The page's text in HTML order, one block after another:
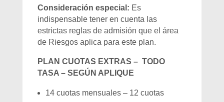
Consideración especial: Es
indispensable tener en cuenta las
estrictas reglas de admisión que el área
de Riesgos aplica para este plan.
PLAN CUOTAS EXTRAS – TODO
TASA – SEGÚN APLIQUE
14 cuotas mensuales – 12 cuotas